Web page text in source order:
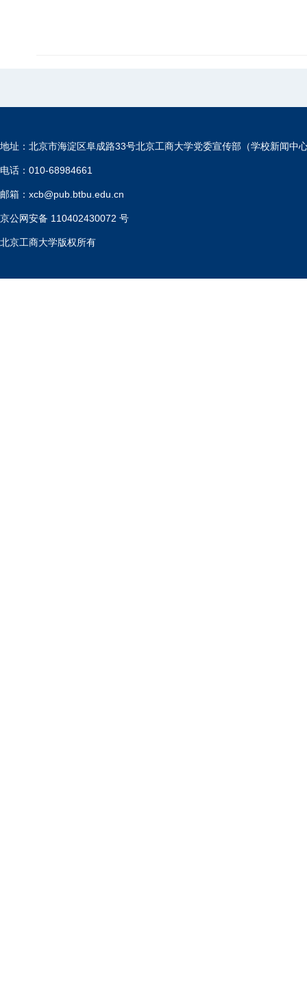
地址：北京市海淀区阜成路33号北京工商大学党委宣传部（学校新闻中
电话：010-68984661
邮箱：xcb@pub.btbu.edu.cn
京公网安备 110402430072 号
北京工商大学版权所有